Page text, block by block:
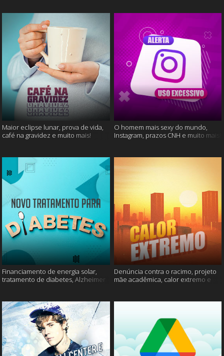
Maior eclipse lunar, prova de vida,
café na gravidez e muito mais!
O homem mais sexy do mundo,
Instagram, prazos CNH e muito mais!
Financiamento de energia solar,
tratamento de diabetes, Alzheimer
Denúncia contra o racimo, projeto
mãe acadêmica, calor extremo e